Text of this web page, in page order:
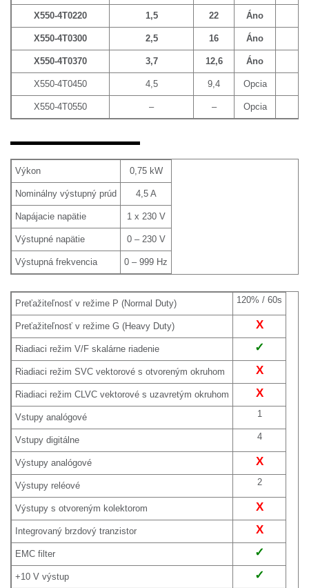
X550-4T0220 1,5 22 Áno
X550-4T0300 2,5 16 Áno
X550-4T0370 3,7 12,6 Áno
X550-4T0450 4,5 9,4 Opcia
X550-4T0550 – – Opcia
Výkon 0,75 kW
Nominálny výstupný prúd 4,5 A
Napájacie napätie 1 x 230 V
Výstupné napätie 0 – 230 V
Výstupná frekvencia 0 – 999 Hz
Preťažiteľnosť v režime P (Normal Duty) 120% / 60s
Preťažiteľnosť v režime G (Heavy Duty) X
Riadiaci režim V/F skalárne riadenie ✓
Riadiaci režim SVC vektorové s otvoreným okruhom X
Riadiaci režim CLVC vektorové s uzavretým okruhom X
Vstupy analógové 1
Vstupy digitálne 4
Výstupy analógové X
Výstupy reléové 2
Výstupy s otvoreným kolektorom X
Integrovaný brzdový tranzistor X
EMC filter ✓
+10 V výstup ✓